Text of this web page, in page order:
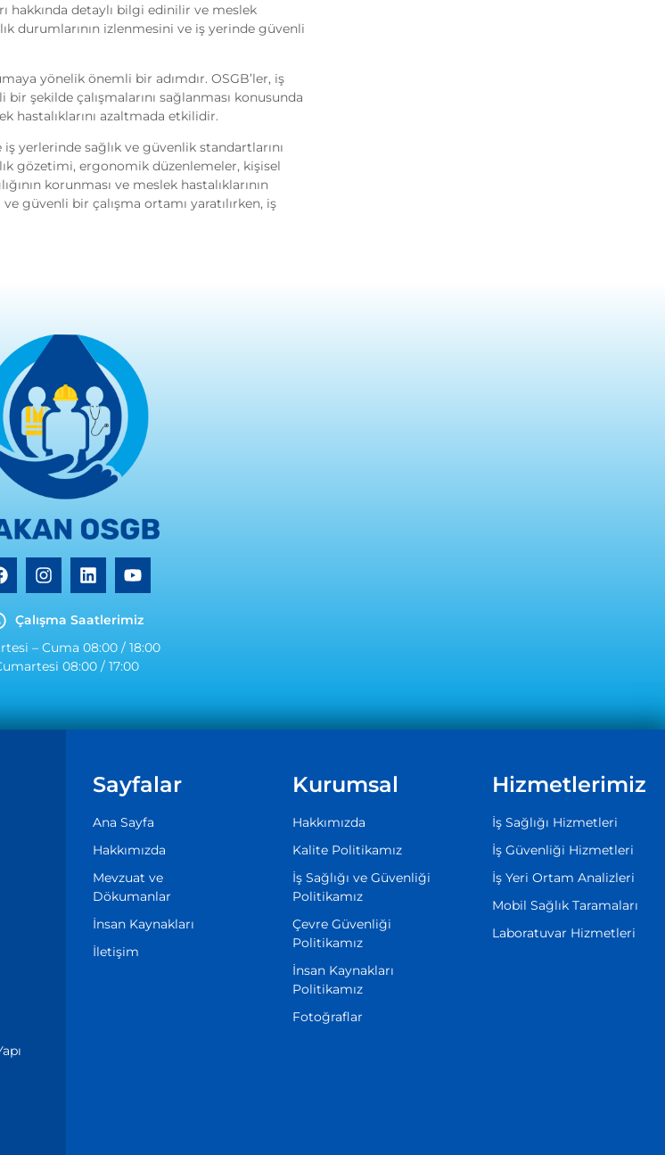
hakkında detaylı bilgi edinilir ve meslek
durumlarının izlenmesini ve iş yerinde güvenli
yönelik önemli bir adımdır. OSGB’ler, iş
şekilde çalışmalarını sağlanması konusunda
hastalıklarını azaltmada etkilidir.
yerlerinde sağlık ve güvenlik standartlarını
gözetimi, ergonomik düzenlemeler, kişisel
korunması ve meslek hastalıklarının
güvenli bir çalışma ortamı yaratılırken, iş
Çalışma Saatlerimiz
– Cuma 08:00 / 18:00
08:00 / 17:00
Sayfalar
Ana Sayfa
Hakkımızda
Mevzuat ve
Dökumanlar
İnsan Kaynakları
İletişim
Kurumsal
Hakkımızda
Kalite Politikamız
İş Sağlığı ve Güvenliği
Politikamız
Çevre Güvenliği
Politikamız
İnsan Kaynakları
Politikamız
Fotoğraflar
Hizmetlerimiz
İş Sağlığı Hizmetleri
İş Güvenliği Hizmetleri
İş Yeri Ortam Analizleri
Mobil Sağlık Taramaları
Laboratuvar Hizmetleri